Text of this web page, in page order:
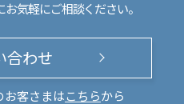
気軽にご相談ください。
合わせ
お客さまは こちらから